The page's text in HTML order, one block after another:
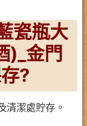
瓷瓶大
)_金門
?
清潔處貯存。